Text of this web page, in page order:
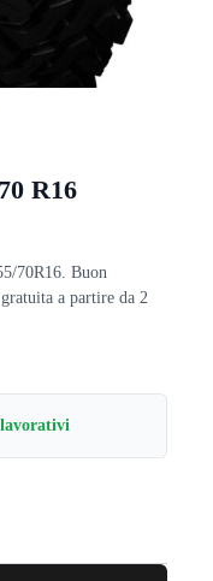
R16
70R16. Buon
a partire da 2